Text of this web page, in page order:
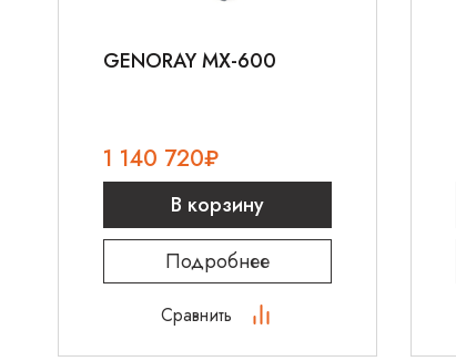
GENORAY MX-600
1 140 720₽
В корзину
Подробнее
Сравнить